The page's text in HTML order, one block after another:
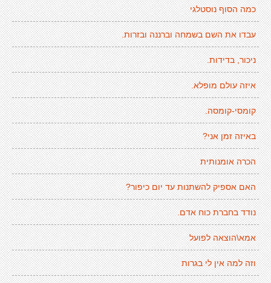
כמה הסוף נוסטלגי
עבדו את השם בשמחה וברננה ובזרות.
ניכור, בדידות.
איזה עולם מופלא.
קומסי-קומסה.
באיזה זמן אני?
הכרה אומנותית
האם אספיק להשתנות עד יום כיפור?
נודד בחברת כוח אדם.
אמא\הוצאה לפועל
וזה למה אין לי בגרות